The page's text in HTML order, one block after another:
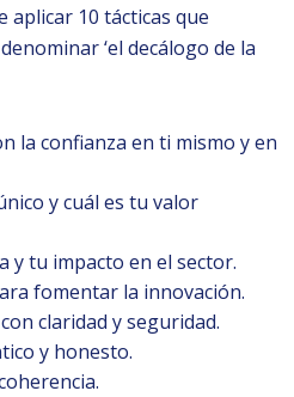
aplicar 10 tácticas que
‘el decálogo de la
la confianza en ti mismo y en
y cuál es tu valor
y tu impacto en el sector.
fomentar la innovación.
claridad y seguridad.
y honesto.